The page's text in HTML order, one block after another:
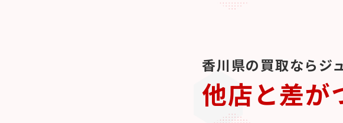
香川県の買取ならジ
他店と差が